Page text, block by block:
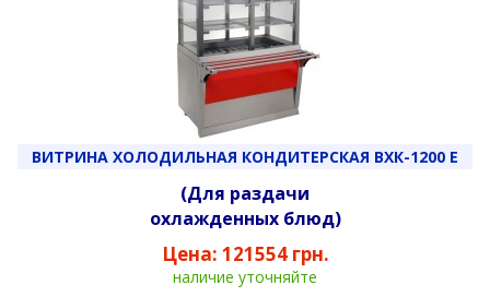
ВИТРИНА ХОЛОДИЛЬНАЯ КОНДИТЕРСКАЯ ВХК-1200 Е
(Для раздачи
охлажденных блюд)
Цена: 121554 грн.
наличие уточняйте